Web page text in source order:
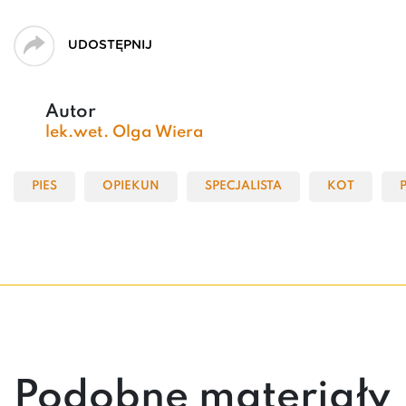
UDOSTĘPNIJ
Autor
lek.wet. Olga Wiera
PIES OPIEKUN SPECJALISTA KOT